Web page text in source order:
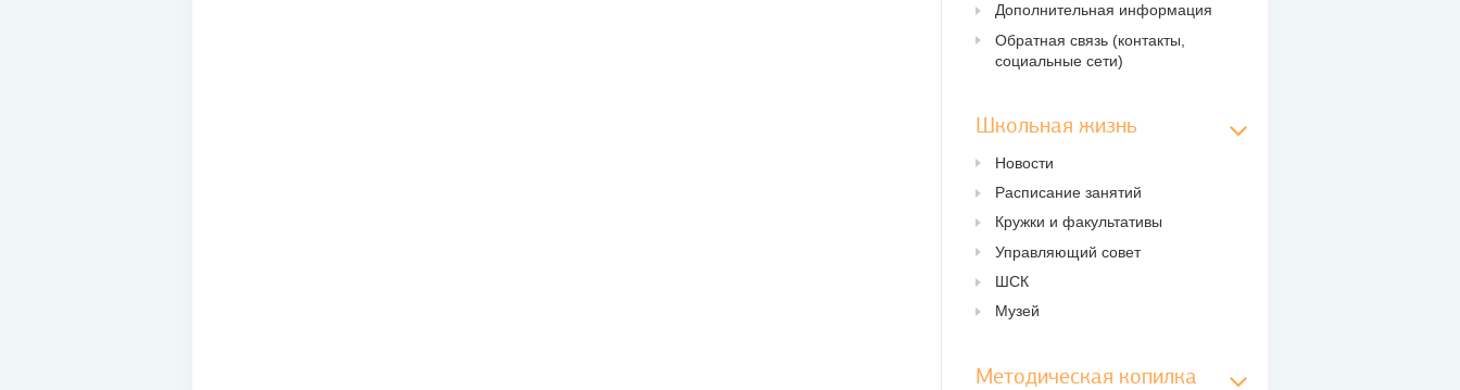
Дополнительная информация
Обратная связь (контакты,
социальные сети)
Школьная жизнь
Новости
Расписание занятий
Кружки и факультативы
Управляющий совет
ШСК
Музей
Методическая копилка